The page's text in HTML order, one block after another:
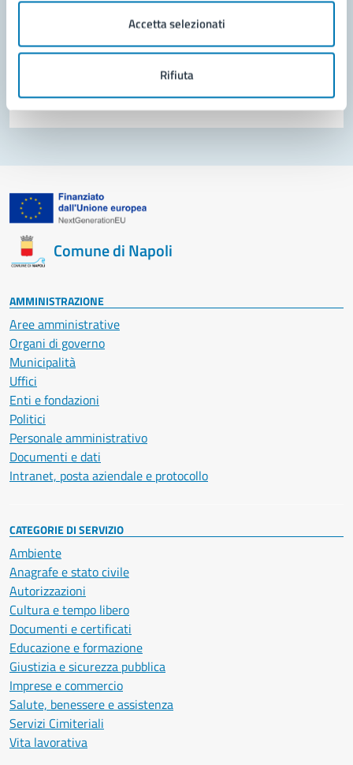
Accetta selezionati
Rifiuta
Prenota appuntamento
Segnala disservizio
Comune di Napoli
AMMINISTRAZIONE
Aree amministrative
Organi di governo
Municipalità
Uffici
Enti e fondazioni
Politici
Personale amministrativo
Documenti e dati
Intranet, posta aziendale e protocollo
CATEGORIE DI SERVIZIO
Ambiente
Anagrafe e stato civile
Autorizzazioni
Cultura e tempo libero
Documenti e certificati
Educazione e formazione
Giustizia e sicurezza pubblica
Imprese e commercio
Salute, benessere e assistenza
Servizi Cimiteriali
Vita lavorativa